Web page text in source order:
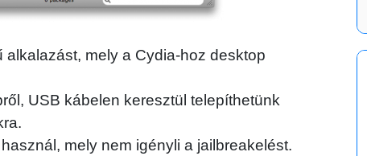
mely a Cydia-hoz desktop
USB kábelen keresztül telepíthetünk
mely nem igényli a jailbreakelést.